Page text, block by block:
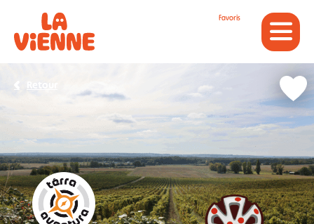
Favoris